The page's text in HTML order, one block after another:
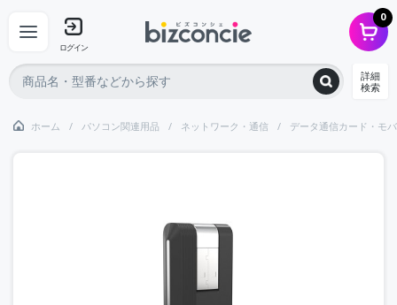
ログイン
0
詳細
検索
ホーム パソコン関連用品 ネットワーク・通信 データ通信カード・モ